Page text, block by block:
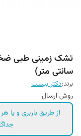
سانتی متر)
برند:دکتر بیست
روش ارسال
از طریق باربری و یا